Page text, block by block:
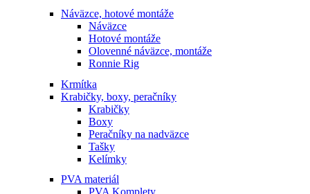
Náväzce, hotové montáže
Náväzce
Hotové montáže
Olovenné náväzce, montáže
Ronnie Rig
Krmítka
Krabičky, boxy, peračníky
Krabičky
Boxy
Peračníky na nadväzce
Tašky
Kelímky
PVA materiál
PVA Komplety